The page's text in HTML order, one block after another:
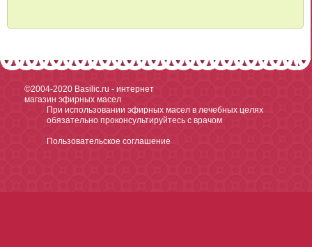
©2004-2020 Basilic.ru - интернет
магазин эфирных масел
При использовании эфирных масел в лечебных целях
обязательно проконсультируйтесь с врачом
Пользовательское соглашение